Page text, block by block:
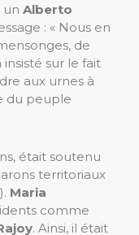
un Alberto
: « Nous en
de
insisté sur le fait
aux urnes à
du peuple
était soutenu
territoriaux
Maria
comme
. Ainsi, il était